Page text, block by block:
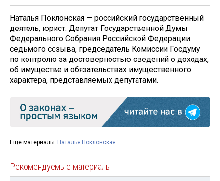
Наталья Поклонская — российский государственный
деятель, юрист. Депутат Государственной Думы
Федерального Собрания Российской Федерации
седьмого созыва, председатель Комиссии Госдуму
по контролю за достоверностью сведений о доходах,
об имуществе и обязательствах имущественного
характера, представляемых депутатами.
Ещё материалы: Наталья Поклонская
Рекомендуемые материалы